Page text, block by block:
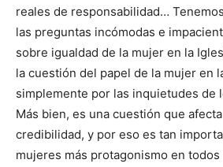
reales de responsabilidad…
las preguntas incómodas e
sobre igualdad de la mujer en la
la cuestión del papel de la mujer en
simplemente por las inquietudes de
Más bien, es una cuestión que
credibilidad, y por eso es tan
mujeres más protagonismo en